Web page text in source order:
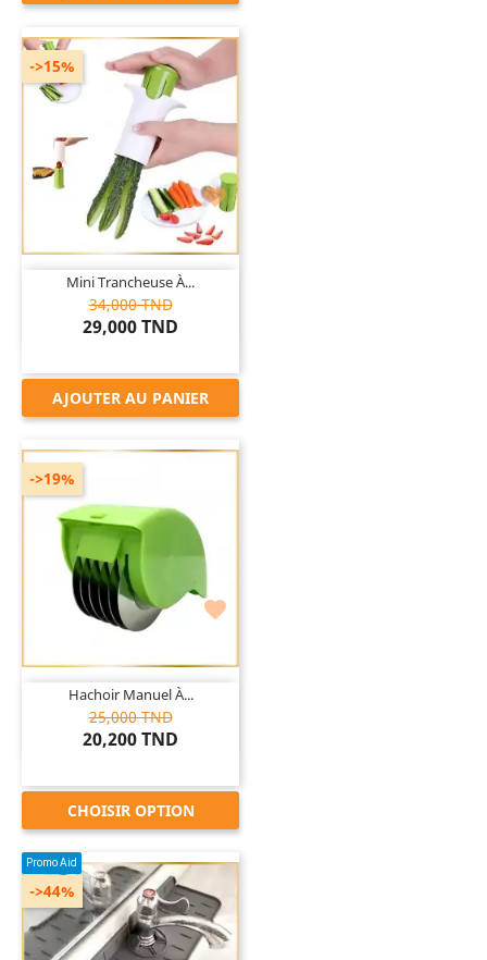

Mini Trancheuse À...
34,000 TND
29,000 TND
->15%
AJOUTER AU PANIER

Hachoir Manuel À...
25,000 TND
20,200 TND
->19%
CHOISIR OPTION
Promo Aid
->44%